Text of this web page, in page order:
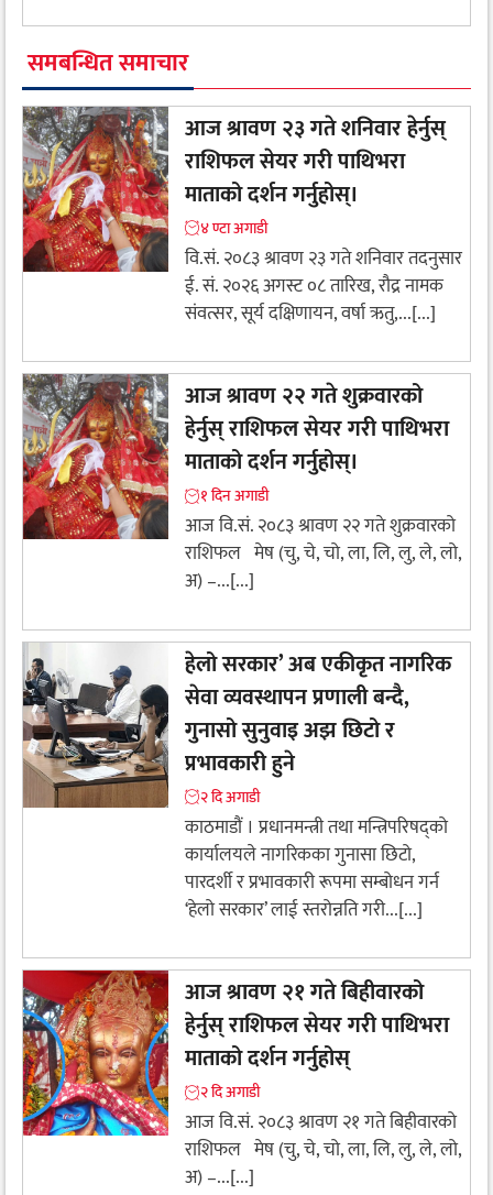
समबन्धित समाचार
आज श्रावण २३ गते शनिवार हेर्नुस्
राशिफल सेयर गरी पाथिभरा
माताको दर्शन गर्नुहोस्।
४ ण्टा अगाडी
वि.सं. २०८३ श्रावण २३ गते शनिवार तदनुसार
ई. सं. २०२६ अगस्ट ०८ तारिख, रौद्र नामक
संवत्सर, सूर्य दक्षिणायन, वर्षा ऋतु,...[...]
आज श्रावण २२ गते शुक्रवारको
हेर्नुस् राशिफल सेयर गरी पाथिभरा
माताको दर्शन गर्नुहोस्।
१ दिन अगाडी
आज वि.सं. २०८३ श्रावण २२ गते शुक्रवारको
राशिफल मेष (चु, चे, चो, ला, लि, लु, ले, लो,
अ) –...[...]
हेलो सरकार’ अब एकीकृत नागरिक
सेवा व्यवस्थापन प्रणाली बन्दै,
गुनासो सुनुवाइ अझ छिटो र
प्रभावकारी हुने
२ दि अगाडी
काठमाडौं । प्रधानमन्त्री तथा मन्त्रिपरिषद्को
कार्यालयले नागरिकका गुनासा छिटो,
पारदर्शी र प्रभावकारी रूपमा सम्बोधन गर्न
‘हेलो सरकार’ लाई स्तरोन्नति गरी...[...]
आज श्रावण २१ गते बिहीवारको
हेर्नुस् राशिफल सेयर गरी पाथिभरा
माताको दर्शन गर्नुहोस्
२ दि अगाडी
आज वि.सं. २०८३ श्रावण २१ गते बिहीवारको
राशिफल मेष (चु, चे, चो, ला, लि, लु, ले, लो,
अ) –...[...]